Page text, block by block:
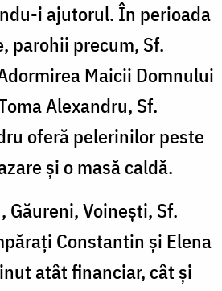
i ajutorul. În perioada
parohii precum, Sf.
Maicii Domnului
Alexandru, Sf.
oferă pelerinilor peste
şi o masă caldă.
Găureni, Voineşti, Sf.
Constantin şi Elena
atât financiar, cât şi